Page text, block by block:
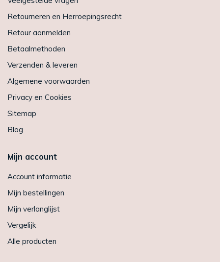
Retourneren en Herroepingsrecht
Retour aanmelden
Betaalmethoden
Verzenden & leveren
Algemene voorwaarden
Privacy en Cookies
Sitemap
Blog
Mijn account
Account informatie
Mijn bestellingen
Mijn verlanglijst
Vergelijk
Alle producten